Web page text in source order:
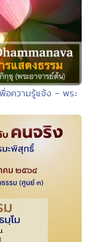
อความรู้แจ้ง - พระ